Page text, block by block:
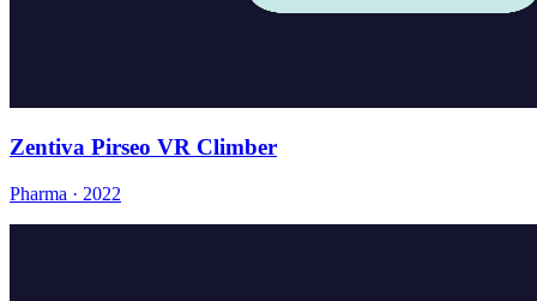
Zentiva Pirseo VR Climber
Pharma · 2022